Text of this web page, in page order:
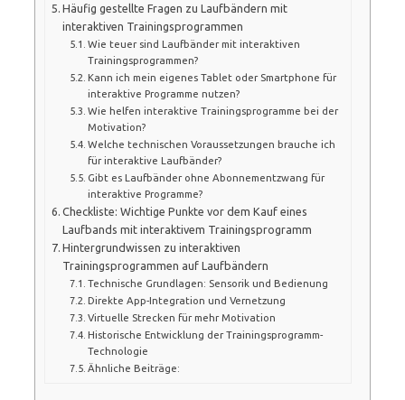
Häufig gestellte Fragen zu Laufbändern mit
interaktiven Trainingsprogrammen
Wie teuer sind Laufbänder mit interaktiven
Trainingsprogrammen?
Kann ich mein eigenes Tablet oder Smartphone für
interaktive Programme nutzen?
Wie helfen interaktive Trainingsprogramme bei der
Motivation?
Welche technischen Voraussetzungen brauche ich
für interaktive Laufbänder?
Gibt es Laufbänder ohne Abonnementzwang für
interaktive Programme?
Checkliste: Wichtige Punkte vor dem Kauf eines
Laufbands mit interaktivem Trainingsprogramm
Hintergrundwissen zu interaktiven
Trainingsprogrammen auf Laufbändern
Technische Grundlagen: Sensorik und Bedienung
Direkte App-Integration und Vernetzung
Virtuelle Strecken für mehr Motivation
Historische Entwicklung der Trainingsprogramm-
Technologie
Ähnliche Beiträge: